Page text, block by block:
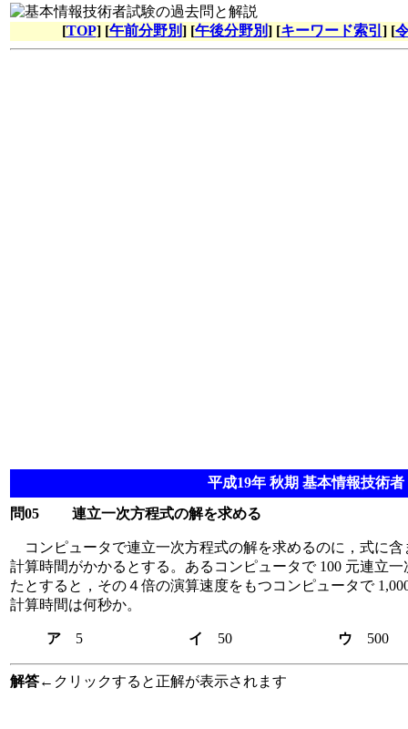
[TOP] [午前分野別] [午後分野別] [キーワード索引 ] [
平成19年 秋期 基本情報技術者
問05
連立一次方程式の解を求める
コンピュータで連立一次方程式の解を求めるのに，式に
計算時間がかかるとする。あるコンピュータで 100 元連立
たとすると，その４倍の演算速度をもつコンピュータで
計算時間は何秒か。
ア 5 イ 50 ウ
解答←クリックすると正解が表示されます